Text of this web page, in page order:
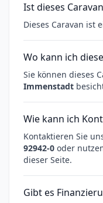
Ist dieses
Dieses Caravan ist
Wo kann ich
Sie können dieses
Immenstadt
Wie kann ich
Kontaktieren Sie
92942-0 oder
dieser Seite.
Gibt es